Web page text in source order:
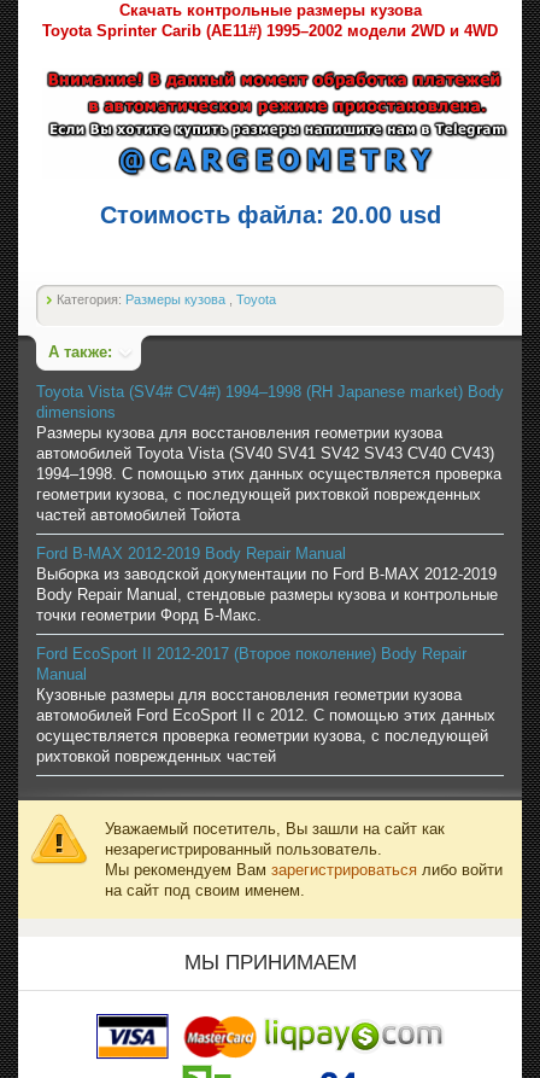
Скачать контрольные размеры кузова
Toyota Sprinter Carib (AE11#) 1995–2002 модели 2WD и 4WD
Стоимость файла: 20.00 usd
Категория: Размеры кузова Toyota
А также:
Toyota Vista (SV4# CV4#) 1994–1998 (RH Japanese market) Body
dimensions
Размеры кузова для восстановления геометрии кузова
автомобилей Toyota Vista (SV40 SV41 SV42 SV43 CV40 CV43)
1994–1998. С помощью этих данных осуществляется проверка
геометрии кузова, с последующей рихтовкой поврежденных
частей автомобилей Тойота
Ford B-MAX 2012-2019 Body Repair Manual
Выборка из заводской документации по Ford B-MAX 2012-2019
Body Repair Manual, стендовые размеры кузова и контрольные
точки геометрии Форд Б-Макс.
Ford EcoSport II 2012-2017 (Второе поколение) Body Repair
Manual
Кузовные размеры для восстановления геометрии кузова
автомобилей Ford EcoSport II с 2012. С помощью этих данных
осуществляется проверка геометрии кузова, с последующей
рихтовкой поврежденных частей
Уважаемый посетитель, Вы зашли на сайт как
незарегистрированный пользователь.
Мы рекомендуем Вам зарегистрироваться либо войти
на сайт под своим именем.
МЫ ПРИНИМАЕМ